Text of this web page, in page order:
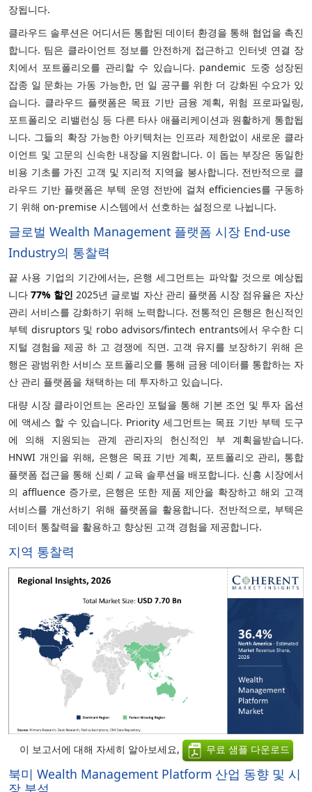
장됩니다.
클라우드 솔루션은 어디서든 통합된 데이터 환경을 통해 협업을 촉진
합니다. 팀은 클라이언트 정보를 안전하게 접근하고 인터넷 연결 장
치에서 포트폴리오를 관리할 수 있습니다. pandemic 도중 성장된
잡종 일 문화는 가동 가능한, 먼 일 공구를 위한 더 강화된 수요가 있
습니다. 클라우드 플랫폼은 목표 기반 금융 계획, 위험 프로파일링,
포트폴리오 리밸런싱 등 다른 타사 애플리케이션과 원활하게 통합됩
니다. 그들의 확장 가능한 아키텍처는 인프라 제한없이 새로운 클라
이언트 및 고문의 신속한 내장을 지원합니다. 이 돕는 부장은 동일한
비용 기초를 가진 고객 및 지리적 지역을 봉사합니다. 전반적으로 클
라우드 기반 플랫폼은 부텍 운영 전반에 걸쳐 efficiencies를 구동하
기 위해 on-premise 시스템에서 선호하는 설정으로 나뉩니다.
글로벌 Wealth Management 플랫폼 시장 End-use
Industry의 통찰력
끝 사용 기업의 기간에서는, 은행 세그먼트는 파악할 것으로 예상됩
니다77% 할인 2025년 글로벌 자산 관리 플랫폼 시장 점유율은 자산
관리 서비스를 강화하기 위해 노력합니다. 전통적인 은행은 헌신적인
부텍 disruptors 및 robo advisors/fintech entrants에서 우수한 디
지털 경험을 제공 하 고 경쟁에 직면. 고객 유지를 보장하기 위해 은
행은 광범위한 서비스 포트폴리오를 통해 금융 데이터를 통합하는 자
산 관리 플랫폼을 채택하는 데 투자하고 있습니다.
대량 시장 클라이언트는 온라인 포털을 통해 기본 조언 및 투자 옵션
에 액세스 할 수 있습니다. Priority 세그먼트는 목표 기반 부텍 도구
에 의해 지원되는 관계 관리자의 헌신적인 부 계획을받습니다.
HNWI 개인을 위해, 은행은 목표 기반 계획, 포트폴리오 관리, 통합
플랫폼 접근을 통해 신뢰 / 교육 솔루션을 배포합니다. 신흥 시장에서
의 affluence 증가로, 은행은 또한 제품 제안을 확장하고 해외 고객
서비스를 개선하기 위해 플랫폼을 활용합니다. 전반적으로, 부텍은
데이터 통찰력을 활용하고 향상된 고객 경험을 제공합니다.
지역 통찰력
이 보고서에 대해 자세히 알아보세요, 무료 샘플 다운로드
북미 Wealth Management Platform 산업 동향 및 시
장 분석